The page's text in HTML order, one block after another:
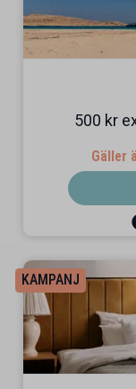
500 kr
Gäller
KAMPANJ